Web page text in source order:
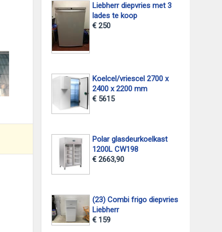
Liebherr diepvries met 3
lades te koop
€ 250
Koelcel/vriescel 2700 x
2400 x 2200 mm
€ 5615
Polar glasdeurkoelkast
1200L CW198
€ 2663,90
(23) Combi frigo diepvries
Liebherr
€ 159